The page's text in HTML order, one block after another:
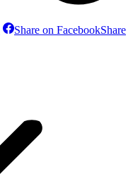
Share on FacebookShare